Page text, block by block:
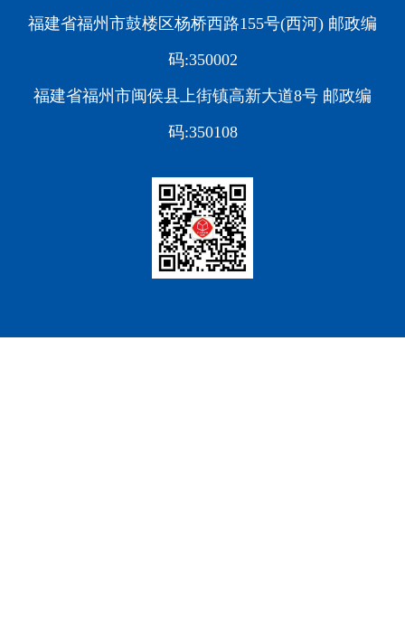
福建省福州市鼓楼区杨桥西路155号(西河) 邮政编
码:350002
福建省福州市闽侯县上街镇高新大道8号 邮政编
码:350108